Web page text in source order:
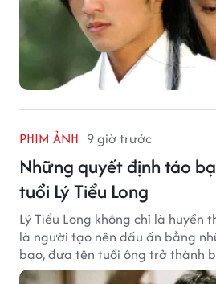
PHIM ẢNH 9 giờ trước
Những quyết định táo
tuổi Lý Tiểu Long
Lý Tiểu Long không chỉ là huyền
là người tạo nên dấu ấn bằng
bạo, đưa tên tuổi ông trở thành